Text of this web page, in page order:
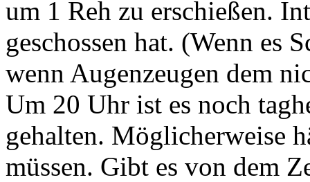
um 1 Reh zu erschießen.
geschossen hat. (Wenn es
wenn Augenzeugen dem
Um 20 Uhr ist es noch
gehalten. Möglicherweise
müssen. Gibt es von dem